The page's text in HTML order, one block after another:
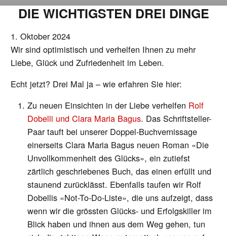
DIE WICHTIGSTEN DREI DINGE
1. Oktober 2024
Wir sind optimistisch und verhelfen Ihnen zu mehr
Liebe,Glück undZufriedenheit im Leben.
Echt jetzt? Drei Mal ja – wie erfahren Sie hier:
Zu neuen Einsichten in der Liebe verhelfen Rolf
Dobelli und Clara Maria Bagus. Das Schriftsteller-
Paar tauft bei unserer Doppel-Buchvernissage
einerseits Clara Maria Bagus neuen Roman «Die
Unvollkommenheit des Glücks», ein zutiefst
zärtlich geschriebenes Buch, das einen erfüllt und
staunend zurücklässt. Ebenfalls taufen wir Rolf
Dobellis «Not-To-Do-Liste», die uns aufzeigt, dass
wenn wir die grössten Glücks- und Erfolgskiller im
Blick haben und ihnen aus dem Weg gehen, tun